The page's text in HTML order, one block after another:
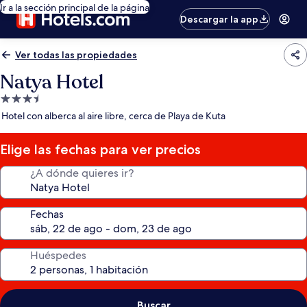
Ir a la sección principal de la página
Descargar la app
Ver todas las propiedades
Natya Hotel
Propiedad
de
estrellas
Hotel con alberca al aire libre, cerca de Playa de Kuta
Elige las fechas para ver precios
¿A dónde quieres ir?
Fechas
Huéspedes